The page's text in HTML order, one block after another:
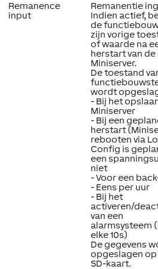
Remanence
input
Remanentie
Indien actief,
de
zijn vorige
of waarde na
herstart van de
Miniserver.
De toestand
wordt
- Bij het
Miniserver
- Bij een
herstart
rebooten via
Config is
een
niet
- Voor een
- Eens per uur
- Bij het
activeren/
van een
alarmsysteem
elke 10s)
De gegevens
opgeslagen op
SD-kaart.